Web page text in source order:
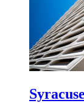
Syracuse